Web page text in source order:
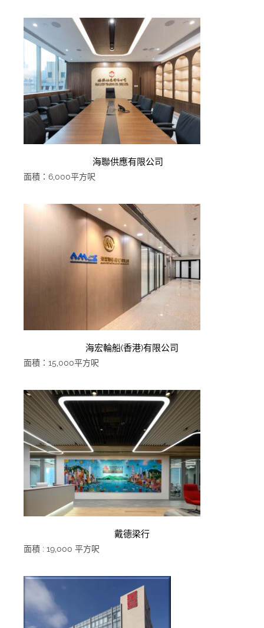
海聯供應有限公司ㅤ
面積：6,000平方呎
海宏輪船(香港)有限公司
面積：15,000平方呎
戴德梁行
面積 : 19,000 平方呎